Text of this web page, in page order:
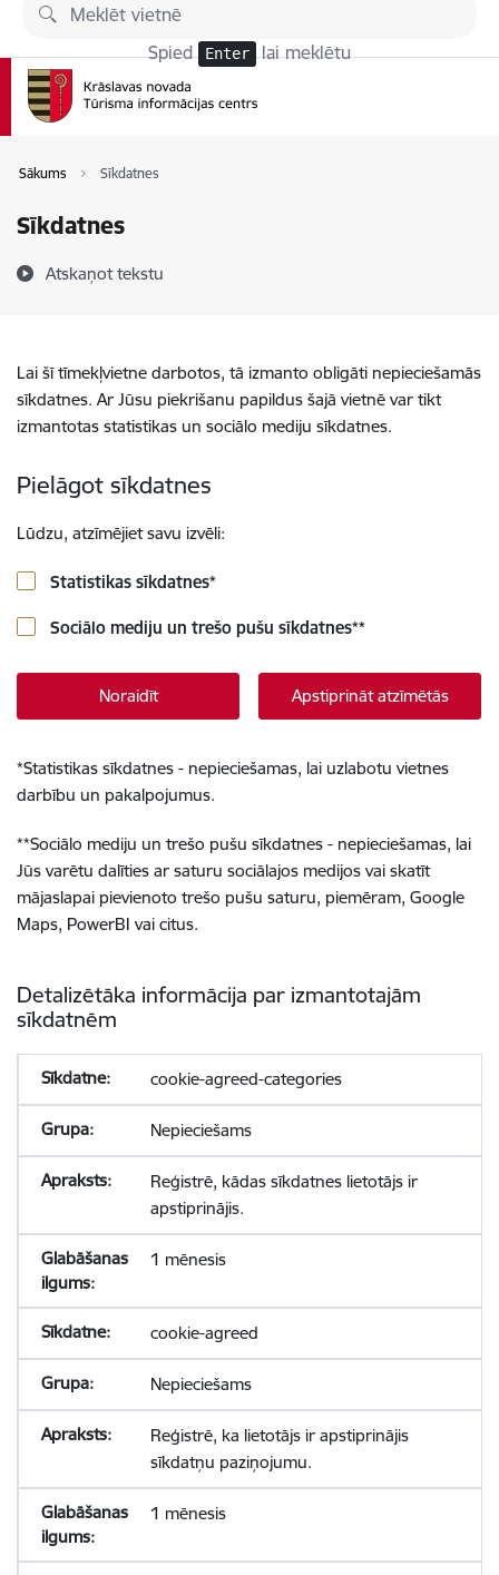
Pāriet uz lapas saturu
Spied Enter lai meklētu
Sākums Sīkdatnes
Sīkdatnes
Atskaņot tekstu
Lai šī tīmekļvietne darbotos, tā izmanto obligāti nepieciešamās
sīkdatnes. Ar Jūsu piekrišanu papildus šajā vietnē var tikt
izmantotas statistikas un sociālo mediju sīkdatnes.
Pielāgot sīkdatnes
Lūdzu, atzīmējiet savu izvēli:
Statistikas sīkdatnes*
Sociālo mediju un trešo pušu sīkdatnes**
Noraidīt Apstiprināt atzīmētās
*Statistikas sīkdatnes - nepieciešamas, lai uzlabotu vietnes
darbību un pakalpojumus.
**Sociālo mediju un trešo pušu sīkdatnes - nepieciešamas, lai
Jūs varētu dalīties ar saturu sociālajos medijos vai skatīt
mājaslapai pievienoto trešo pušu saturu, piemēram, Google
Maps, PowerBI vai citus.
Detalizētāka informācija par izmantotajām
sīkdatnēm
cookie-agreed-categories
Nepieciešams
Reģistrē, kādas sīkdatnes lietotājs ir
apstiprinājis.
1 mēnesis
cookie-agreed
Nepieciešams
Reģistrē, ka lietotājs ir apstiprinājis
sīkdatņu paziņojumu.
1 mēnesis